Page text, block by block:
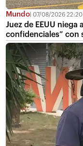
Mundo 07/08/2026 22:20
Juez de EEUU niega
confidenciales” con